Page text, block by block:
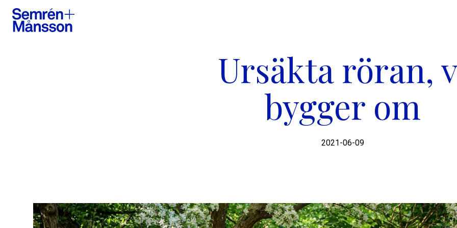
Ursäkta röran,
bygger om
2021-06-09